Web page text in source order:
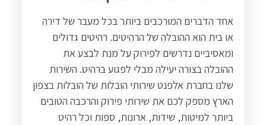
אחד הדברים המורכבים ביותר בכל מעבר של דירה
או בית הוא ההובלה של הרהיטים. רהיטים גדולים
ומאסיביים נדרשים לפירוק על מנת לבצע את
ההובלה בצורה יעילה מבלי לפגוע ברהיט. השירות
שלנו בחברת אלפנט שירותי הובלות של הובלות בצפון
הארץ מספק לכם את שירותי פירוק והרכבה הטובים
ביותר למיטות, שידות, ארונות, ספות וכל רהיט